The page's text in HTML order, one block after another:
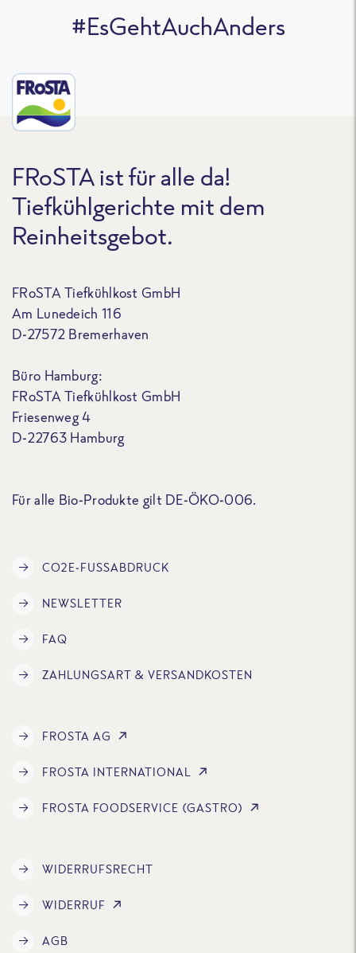
#EsGehtAuchAnders
FRoSTA ist für alle da!
Tiefkühlgerichte mit dem
Reinheitsgebot.
FRoSTA Tiefkühlkost GmbH
Am Lunedeich 116
D-27572 Bremerhaven
Büro Hamburg:
FRoSTA Tiefkühlkost GmbH
Friesenweg 4
D-22763 Hamburg
Für alle Bio-Produkte gilt DE-ÖKO-006.
CO2E-FUSSABDRUCK
NEWSLETTER
FAQ
ZAHLUNGSART & VERSANDKOSTEN
FROSTA AG
FROSTA INTERNATIONAL
FROSTA FOODSERVICE (GASTRO)
WIDERRUFSRECHT
WIDERRUF
AGB